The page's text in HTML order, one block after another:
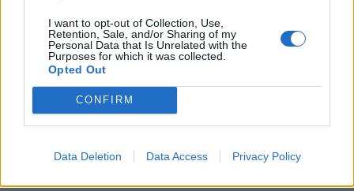
I want to opt-out of Collection, Use,
Retention, Sale, and/or Sharing of my
Personal Data that Is Unrelated with the
Purposes for which it was collected.
Opted Out
CONFIRM
Data Deletion Data Access Privacy Policy
Lite tips för INSTAGRAM
Hej där,